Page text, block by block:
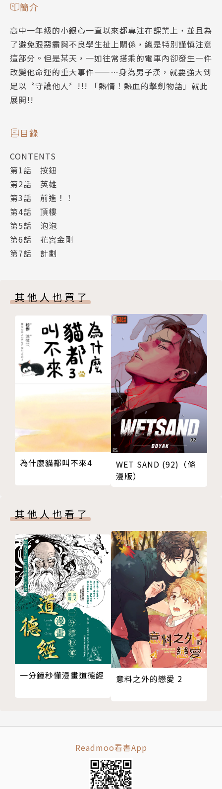
簡介
高中一年級的小銀心一直以來都專注在課業上，並且為
了避免跟惡霸與不良學生扯上關係，總是特別謹慎注意
這部分。但是某天，一如往常搭乘的電車內卻發生一件
改變他命運的重大事件——…身為男子漢，就要強大到
足以〝守護他人〞!!! 「熱情！熱血的擊劍物語」就此
展開!!
目錄
CONTENTS
第1話 按鈕
第2話 英雄
第3話 前進！！
第4話 頂樓
第5話 泡泡
第6話 花宮金剛
第7話 計劃
其他人也買了
為什麼貓都叫不來4
WET SAND (92)（條
漫版）
其他人也看了
一分鐘秒懂漫畫道德經 意料之外的戀愛 2
Readmoo看書App